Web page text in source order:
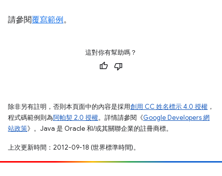
請參閱覆寫範例。
這對你有幫助嗎？
除非另有註明，否則本頁面中的內容是採用創用 CC 姓名標示 4.0 授權 ，
程式碼範例則為阿帕契 2.0 授權。詳情請參閱《Google Developers 網
站政策》。Java 是 Oracle 和/或其關聯企業的註冊商標。
上次更新時間：2012-09-18 (世界標準時間)。